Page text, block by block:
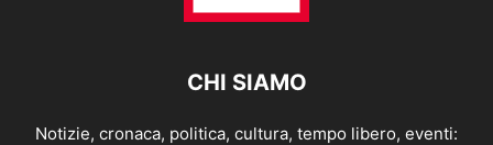
CHI SIAMO
Notizie, cronaca, politica, cultura, tempo libero, eventi: